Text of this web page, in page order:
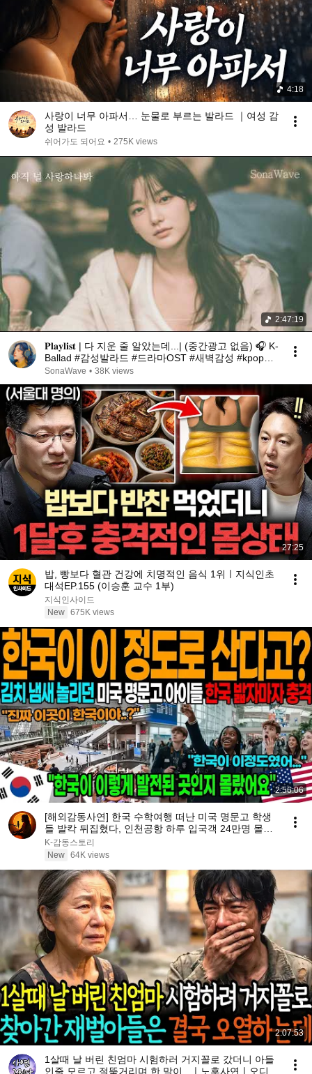
4:18
사랑이 너무 아파서… 눈물로 부르는 발라드 ｜여성 감
성 발라드
쉬어가도 되어요 • 275K views
2:47:19
𝐏𝐥𝐚𝐲𝐥𝐢𝐬𝐭 | 다 지운 줄 알았는데...| (중간광고 없음) 🎧 K-
Ballad #감성발라드 #드라마OST #새벽감성 #kpop
#kdrama
SonaWave • 38K views
27:25
밥, 빵보다 혈관 건강에 치명적인 음식 1위ㅣ지식인초
대석EP.155 (이승훈 교수 1부)
지식인사이드
New 675K views
2:56:06
[해외감동사연] 한국 수학여행 떠난 미국 명문고 학생
들 발칵 뒤집혔다, 인천공항 하루 입국객 24만명 몰려
아수라장!
K-감동스토리
New 64K views
2:07:53
1살때 날 버린 친엄마 시험하러 거지꼴로 갔더니 아들
인줄 모르고 절뚝거리며 한 말이.. ㅣ노후사연ㅣ오디오